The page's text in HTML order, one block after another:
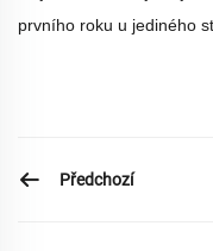
prvního roku u jediného
Předchozí